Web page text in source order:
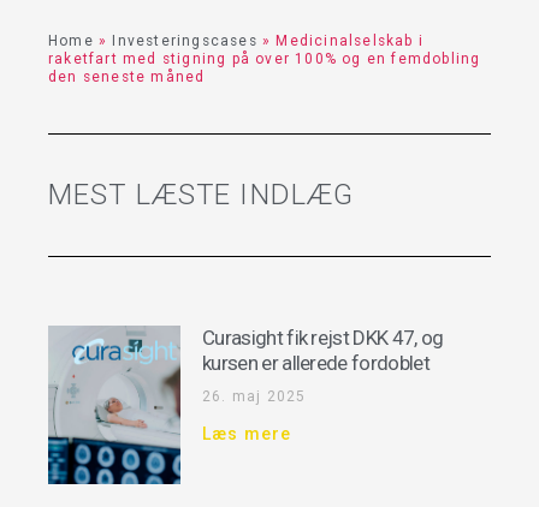
Home » Investeringscases »Medicinalselskab i
raketfart med stigning på over 100% og en femdobling
den seneste måned
MEST LÆSTE INDLÆG
Curasight fik rejst DKK 47, og
kursen er allerede fordoblet
26. maj 2025
Læs mere